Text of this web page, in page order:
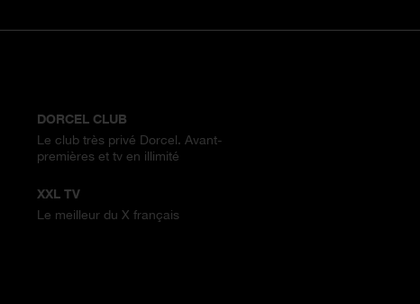
DORCEL CLUB
Le club très privé Dorcel. Avant-
premières et tv en illimité
XXL TV
Le meilleur du X français